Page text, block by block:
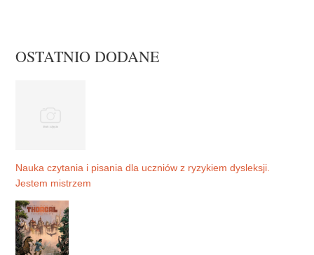
OSTATNIO DODANE
Nauka czytania i pisania dla uczniów z ryzykiem dysleksji.
Jestem mistrzem